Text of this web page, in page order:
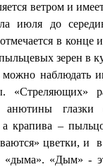
ветром и
июля до
в конце
зерен в
наблюдать
«Стреляющих»
анютины
крапива –
цветки, и в
«дыма». «Дым» -